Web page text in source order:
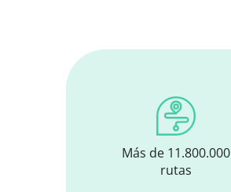
Más de 11.800.000
rutas